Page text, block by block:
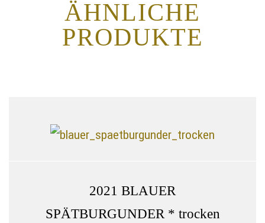
ÄHNLICHE
PRODUKTE
2021 BLAUER
SPÄTBURGUNDER * trocken